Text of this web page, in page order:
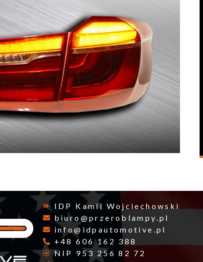
IDP Kamil Wojciechowski
biuro@przeroblampy.pl
info@idpautomotive.pl
+48 606 162 388
NIP 953 256 82 72